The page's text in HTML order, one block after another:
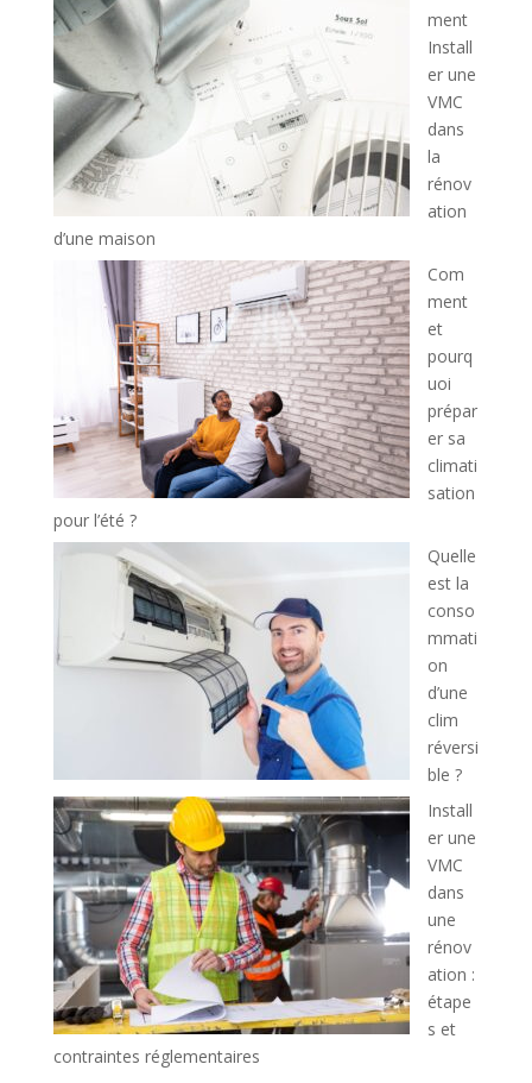
ment
Install
er une
VMC
dans
la
rénov
ation
d’une maison
Com
ment
et
pourq
uoi
prépar
er sa
climati
sation
pour l’été ?
Quelle
est la
conso
mmati
on
d’une
clim
réversi
ble ?
Install
er une
VMC
dans
une
rénov
ation :
étape
s et
contraintes réglementaires